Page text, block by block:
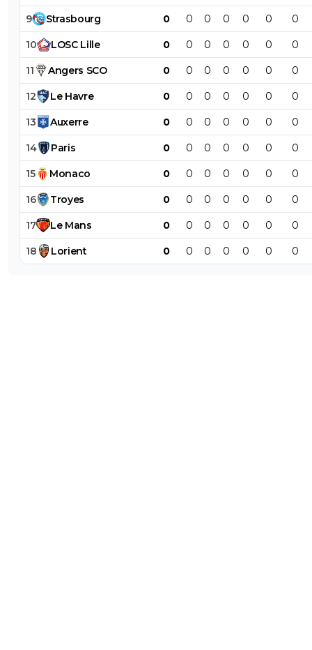
9 Strasbourg 0 0 0 0 0 0 0
10 LOSC Lille 0 0 0 0 0 0 0
11 Angers SCO 0 0 0 0 0 0 0
12 Le Havre 0 0 0 0 0 0 0
13 Auxerre 0 0 0 0 0 0 0
14 Paris 0 0 0 0 0 0 0
15 Monaco 0 0 0 0 0 0 0
16 Troyes 0 0 0 0 0 0 0
17 Le Mans 0 0 0 0 0 0 0
18 Lorient 0 0 0 0 0 0 0